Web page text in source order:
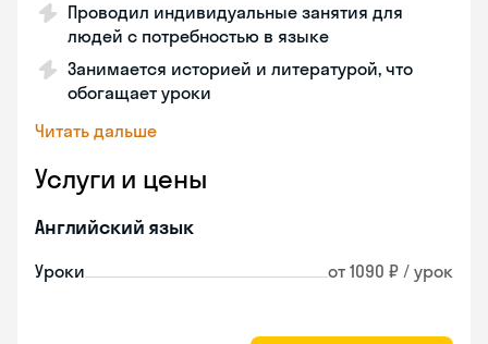
Проводил индивидуальные занятия для
людей с потребностью в языке
Занимается историей и литературой, что
обогащает уроки
Читать дальше
Услуги и цены
Английский язык
Уроки от 1090 ₽ / урок